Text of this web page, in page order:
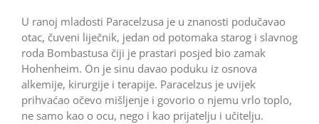
U ranoj mladosti Paracelzusa je u znanosti podučavao
otac, čuveni liječnik, jedan od potomaka starog i slavnog
roda Bombastusa čiji je prastari posjed bio zamak
Hohenheim. On je sinu davao poduku iz osnova
alkemije, kirurgije i terapije. Paracelzus je uvijek
prihvaćao očevo mišljenje i govorio o njemu vrlo toplo,
ne samo kao o ocu, nego i kao prijatelju i učitelju.